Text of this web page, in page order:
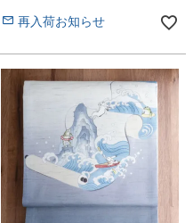
再入荷お知らせ